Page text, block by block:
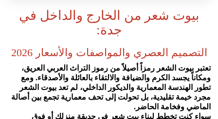
بيوت شعر من الخارج والداخل في
جدة:
التصميم العصري والمواصفات والأسعار 2026
تعتبر بيوت الشعر رمزاً أصيلاً من رموز التراث العربي العريق،
ومكاناً يجسد الكرم والضيافة والالتقاء بالعائلة والأصدقاء. ومع
تطور الهندسة المعمارية والديكور الداخلي، لم تعد بيوت الشعر
مجرد خيمة تقليدية، بل تحولت إلى تحف معمارية تجمع بين أصالة
الماضي وفخامة الحاضر.
سواء كنت تخطط لبناء بيت شعر في حديقة منزلك أو فوق